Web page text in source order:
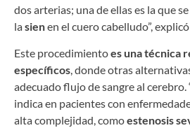
dos arterias; una de ellas es la que
lasienen el cuero cabelludo”,
Este procedimientoes una técnica
específicos, donde otras
adecuado flujo de sangre al cerebro.
indica en pacientes con
alta complejidad, comoestenosis